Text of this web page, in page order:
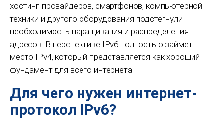
хостинг-провайдеров, смартфонов, компьютерной
техники и другого оборудования подстегнули
необходимость наращивания и распределения
адресов. В перспективе IPv6 полностью займет
место IPv4, который представляется как хороший
фундамент для всего интернета.
Для чего нужен интернет-
протокол IPv6?